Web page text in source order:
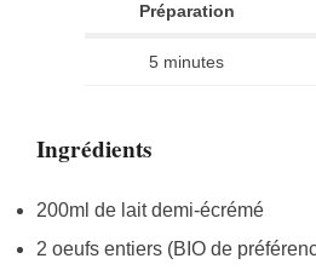
Préparation
5 minutes
Ingrédients
200ml de lait demi-écrémé
2 oeufs entiers (BIO de